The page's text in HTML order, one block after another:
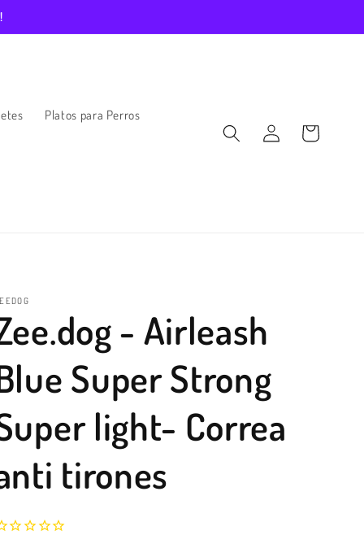
Platos para Perros
Iniciar
sesión
Carrito
- Airleash
Super Strong
light- Correa
tirones